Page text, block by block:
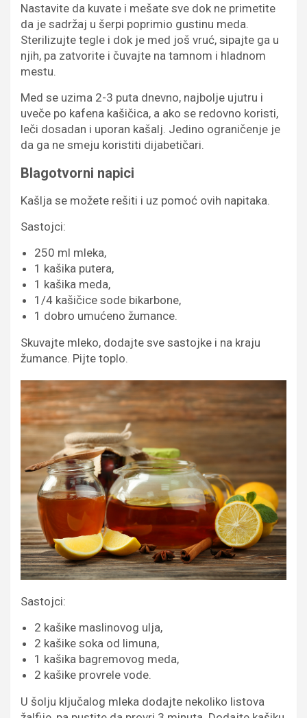
Nastavite da kuvate i mešate sve dok ne primetite
da je sadržaj u šerpi poprimio gustinu meda.
Sterilizujte tegle i dok je med još vruć, sipajte ga u
njih, pa zatvorite i čuvajte na tamnom i hladnom
mestu.
Med se uzima 2-3 puta dnevno, najbolje ujutru i
uveče po kafena kašičica, a ako se redovno koristi,
leči dosadan i uporan kašalj. Jedino ograničenje je
da ga ne smeju koristiti dijabetičari.
Blagotvorni napici
Kašlja se možete rešiti i uz pomoć ovih napitaka.
Sastojci:
250 ml mleka,
1 kašika putera,
1 kašika meda,
1/4 kašičice sode bikarbone,
1 dobro umućeno žumance.
Skuvajte mleko, dodajte sve sastojke i na kraju
žumance. Pijte toplo.
Sastojci:
2 kašike maslinovog ulja,
2 kašike soka od limuna,
1 kašika bagremovog meda,
2 kašike provrele vode.
U šolju ključalog mleka dodajte nekoliko listova